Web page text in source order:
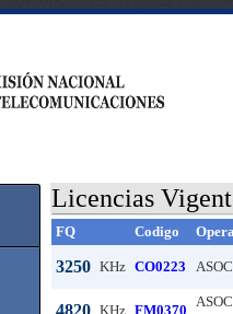
Licencias
FQ Codigo
3250 KHz CO0223
4820 KHz FM0370